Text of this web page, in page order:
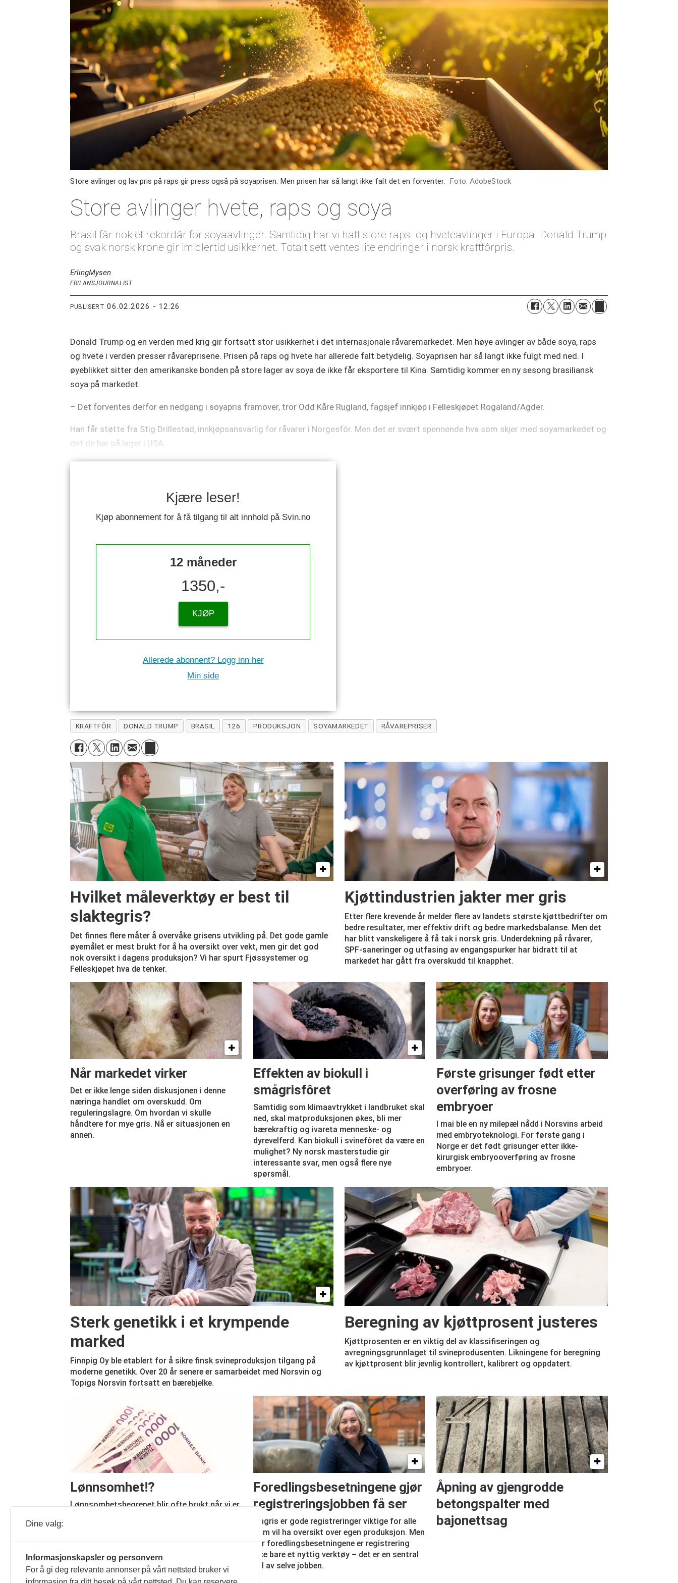
Store avlinger og lav pris på raps gir press også på soyaprisen. Men prisen har så langt ikke falt det en forventer. Foto: AdobeStock
Store avlinger hvete, raps og soya
Brasil får nok et rekordår for soyaavlinger. Samtidig har vi hatt store raps- og hveteavlinger i Europa. Donald Trump
og svak norsk krone gir imidlertid usikkerhet. Totalt sett ventes lite endringer i norsk kraftfôrpris.
ErlingMysen
FRILANSJOURNALIST
PUBLISERT 06.02.2026 - 12:26
Donald Trump og en verden med krig gir fortsatt stor usikkerhet i det internasjonale råvaremarkedet. Men høye avlinger av både soya, raps
og hvete i verden presser råvareprisene. Prisen på raps og hvete har allerede falt betydelig. Soyaprisen har så langt ikke fulgt med ned. I
øyeblikket sitter den amerikanske bonden på store lager av soya de ikke får eksportere til Kina. Samtidig kommer en ny sesong brasiliansk
soya på markedet.
– Det forventes derfor en nedgang i soyapris framover, tror Odd Kåre Rugland, fagsjef innkjøp i Felleskjøpet Rogaland/Agder.
Han får støtte fra Stig Drillestad, innkjøpsansvarlig for råvarer i Norgesfôr. Men det er svært spennende hva som skjer med soyamarkedet og
det de har på lager i USA.
Kjære leser!
Kjøp abonnement for å få tilgang til alt innhold på Svin.no
12 måneder
1350,-
KJØP
Allerede abonnent? Logg inn her
Min side
KRAFTFÔR DONALD TRUMP BRASIL 126 PRODUKSJON SOYAMARKEDET RÅVAREPRISER
Hvilket måleverktøy er best til
slaktegris?
Det finnes flere måter å overvåke grisens utvikling på. Det gode gamle
øyemålet er mest brukt for å ha oversikt over vekt, men gir det god
nok oversikt i dagens produksjon? Vi har spurt Fjøssystemer og
Felleskjøpet hva de tenker.
Kjøttindustrien jakter mer gris
Etter flere krevende år melder flere av landets største kjøttbedrifter om
bedre resultater, mer effektiv drift og bedre markedsbalanse. Men det
har blitt vanskeligere å få tak i norsk gris. Underdekning på råvarer,
SPF-saneringer og utfasing av engangspurker har bidratt til at
markedet har gått fra overskudd til knapphet.
Når markedet virker
Det er ikke lenge siden diskusjonen i denne
næringa handlet om overskudd. Om
reguleringslagre. Om hvordan vi skulle
håndtere for mye gris. Nå er situasjonen en
annen.
Effekten av biokull i
smågrisfôret
Samtidig som klimaavtrykket i landbruket skal
ned, skal matproduksjonen økes, bli mer
bærekraftig og ivareta menneske- og
dyrevelferd. Kan biokull i svinefôret da være en
mulighet? Ny norsk masterstudie gir
interessante svar, men også flere nye
spørsmål.
Første grisunger født etter
overføring av frosne
embryoer
I mai ble en ny milepæl nådd i Norsvins arbeid
med embryoteknologi. For første gang i
Norge er det født grisunger etter ikke-
kirurgisk embryooverføring av frosne
embryoer.
Sterk genetikk i et krympende
marked
Finnpig Oy ble etablert for å sikre finsk svineproduksjon tilgang på
moderne genetikk. Over 20 år senere er samarbeidet med Norsvin og
Topigs Norsvin fortsatt en bærebjelke.
Beregning av kjøttprosent justeres
Kjøttprosenten er en viktig del av klassifiseringen og
avregningsgrunnlaget til svineprodusenten. Likningene for beregning
av kjøttprosent blir jevnlig kontrollert, kalibrert og oppdatert.
Lønnsomhet!?
Lønnsomhetsbegrepet blir ofte brukt når vi er
Foredlingsbesetningene gjør
registreringsjobben få ser
I Ingris er gode registreringer viktige for alle
som vil ha oversikt over egen produksjon. Men
for foredlingsbesetningene er registrering
ikke bare et nyttig verktøy – det er en sentral
del av selve jobben.
Åpning av gjengrodde
betongspalter med
bajonettsag
Dine valg:
Informasjonskapsler og personvern
For å gi deg relevante annonser på vårt nettsted bruker vi